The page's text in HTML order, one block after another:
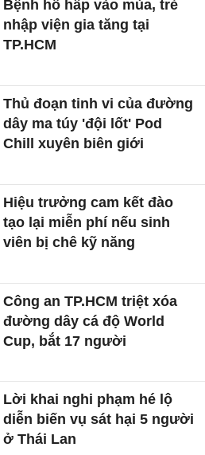
Bệnh hô hấp vào mùa, trẻ
nhập viện gia tăng tại
TP.HCM
Thủ đoạn tinh vi của đường
dây ma túy 'đội lốt' Pod
Chill xuyên biên giới
Hiệu trưởng cam kết đào
tạo lại miễn phí nếu sinh
viên bị chê kỹ năng
Công an TP.HCM triệt xóa
đường dây cá độ World
Cup, bắt 17 người
Lời khai nghi phạm hé lộ
diễn biến vụ sát hại 5 người
ở Thái Lan